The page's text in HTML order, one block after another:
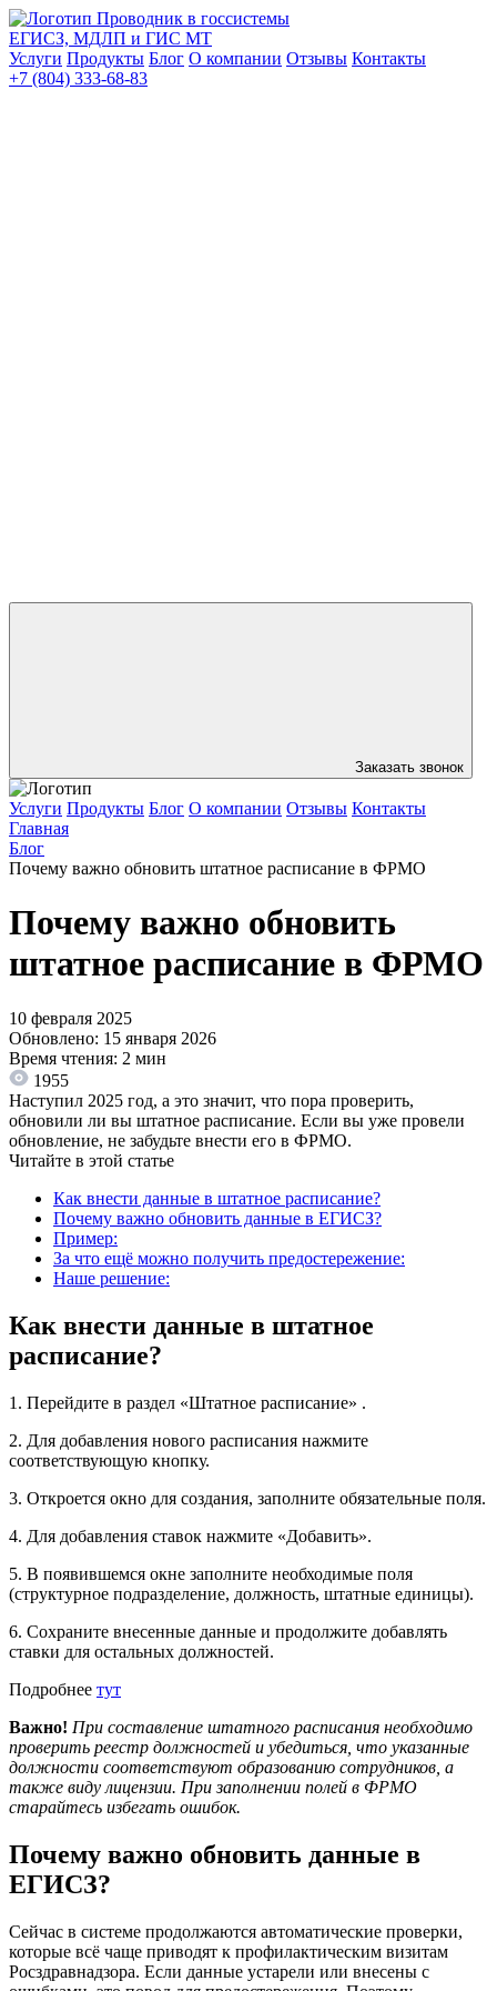
Проводник в госсистемы
ЕГИСЗ, МДЛП и ГИС МТ
Услуги Продукты Блог О компании Отзывы Контакты
+7 (804) 333-68-83
Заказать звонок
Услуги Продукты Блог О компании Отзывы Контакты
Главная
Блог
Почему важно обновить штатное расписание в ФРМО
Почему важно обновить
штатное расписание в ФРМО
10 февраля 2025
Обновлено: 15 января 2026
Время чтения: 2 мин
1955
Наступил 2025 год, а это значит, что пора проверить,
обновили ли вы штатное расписание. Если вы уже провели
обновление, не забудьте внести его в ФРМО.
Читайте в этой статье
Как внести данные в штатное расписание?
Почему важно обновить данные в ЕГИСЗ?
Пример:
За что ещё можно получить предостережение:
Наше решение:
Как внести данные в штатное
расписание?
1. Перейдите в раздел «Штатное расписание» .
2. Для добавления нового расписания нажмите
соответствующую кнопку.
3. Откроется окно для создания, заполните обязательные поля.
4. Для добавления ставок нажмите «Добавить».
5. В появившемся окне заполните необходимые поля
(структурное подразделение, должность, штатные единицы).
6. Сохраните внесенные данные и продолжите добавлять
ставки для остальных должностей.
Подробнее тут
Важно! При составление штатного расписания необходимо
проверить реестр должностей и убедиться, что указанные
должности соответствуют образованию сотрудников, а
также виду лицензии. При заполнении полей в ФРМО
старайтесь избегать ошибок.
Почему важно обновить данные в
ЕГИСЗ?
Сейчас в системе продолжаются автоматические проверки,
которые всё чаще приводят к профилактическим визитам
Росздравнадзора. Если данные устарели или внесены с